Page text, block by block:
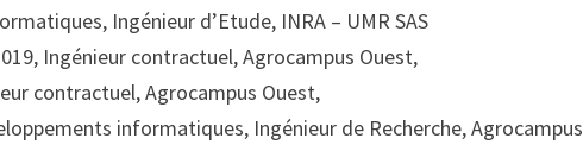
Ingénieur d’Etude, INRA – UMR SAS
Ingénieur contractuel, Agrocampus Ouest,
contractuel, Agrocampus Ouest,
informatiques, Ingénieur de Recherche, Agrocampus